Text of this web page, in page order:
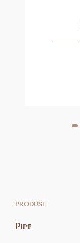
PRODUSE
Pipe